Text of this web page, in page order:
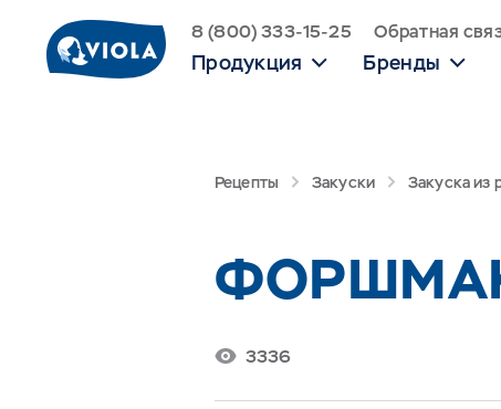
8 (800) 333-15-25 Обратная
Продукция Бренды
Рецепты Закуски Закуска из
3336